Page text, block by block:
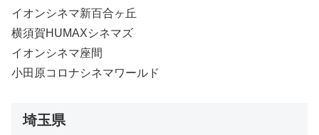
イオンシネマ新百合ヶ丘
横須賀HUMAXシネマズ
イオンシネマ座間
小田原コロナシネマワールド
埼玉県